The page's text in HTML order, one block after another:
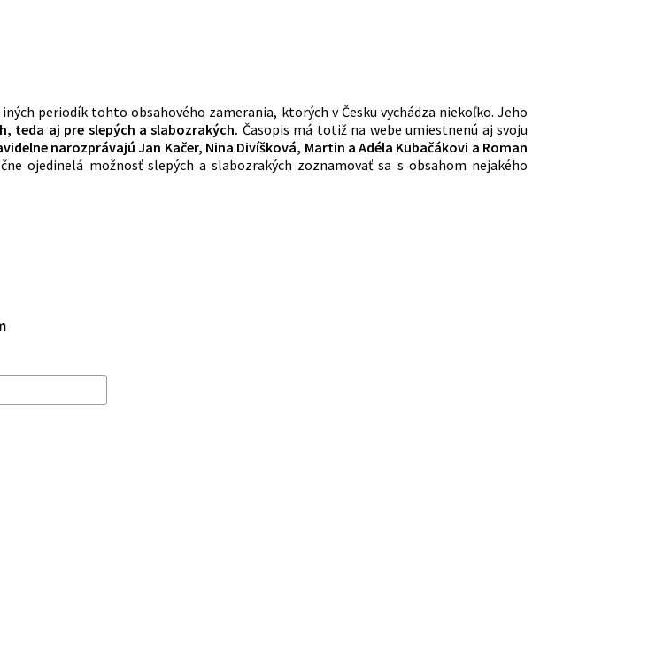
periodík tohto obsahového zamerania, ktorých v Česku vychádza niekoľko. Jeho
teda aj pre slepých a slabozrakých. Časopis má totiž na webe umiestnenú aj svoju
narozprávajú Jan Kačer, Nina Divíšková, Martin a Adéla Kubačákovi a Roman
ojedinelá možnosť slepých a slabozrakých zoznamovať sa s obsahom nejakého